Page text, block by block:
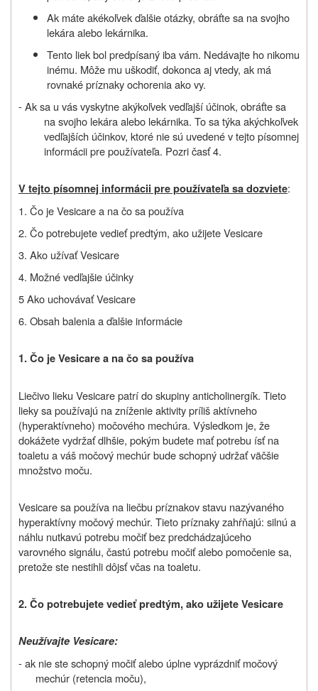
Ak máte akékoľvek ďalšie otázky, obráťte sa na svojho
lekára alebo lekárnika.
Tento liek bol predpísaný iba vám. Nedávajte ho nikomu
inému. Môže mu uškodiť, dokonca aj vtedy, ak má
rovnaké príznaky ochorenia ako vy.
- Ak sa u vás vyskytne akýkoľvek vedľajší účinok, obráťte sa
na svojho lekára alebo lekárnika. To sa týka akýchkoľvek
vedľajších účinkov, ktoré nie sú uvedené v tejto písomnej
informácii pre používateľa. Pozri časť 4.
V tejto písomnej informácii pre používateľa sa dozviete:
1. Čo je Vesicare a na čo sa používa
2. Čo potrebujete vedieť predtým, ako užijete Vesicare
3. Ako užívať Vesicare
4. Možné vedľajšie účinky
5 Ako uchovávať Vesicare
6. Obsah balenia a ďalšie informácie
1. Čo je Vesicare a na čo sa používa
Liečivo lieku Vesicare patrí do skupiny anticholinergík. Tieto
lieky sa používajú na zníženie aktivity príliš aktívneho
(hyperaktívneho) močového mechúra. Výsledkom je, že
dokážete vydržať dlhšie, pokým budete mať potrebu ísť na
toaletu a váš močový mechúr bude schopný udržať väčšie
množstvo moču.
Vesicare sa používa na liečbu príznakov stavu nazývaného
hyperaktívny močový mechúr. Tieto príznaky zahŕňajú: silnú a
náhlu nutkavú potrebu močiť bez predchádzajúceho
varovného signálu, častú potrebu močiť alebo pomočenie sa,
pretože ste nestihli dôjsť včas na toaletu.
2.Čo potrebujete vedieť predtým, ako užijete Vesicare
Neužívajte Vesicare:
- ak nie ste schopný močiť alebo úplne vyprázdniť močový
mechúr (retencia moču),